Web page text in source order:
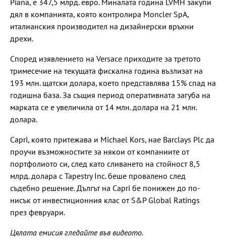
Piana, е 347,5 млрд. евро. Миналата година LVMH закупи
дял в компанията, която контролира Moncler SpA,
италианския производител на дизайнерски връхни
дрехи.
Според изявлението на Versace приходите за третото
тримесечие на текущата фискална година възлизат на
193 млн. щатски долара, което представлява 15% спад на
годишна база. За същия период оперативната загуба на
марката се е увеличила от 14 млн. долара на 21 млн.
долара.
Capri, която притежава и Michael Kors, нае Barclays Plc да
проучи възможностите за някои от компаниите от
портфолиото си, след като сливането на стойност 8,5
млрд. долара с Tapestry Inc. беше провалено след
съдебно решение. Дългът на Capri бе понижен до по-
нисък от инвестиционния клас от S&P Global Ratings
през февруари.
Цялата емисия гледайте във видеото.